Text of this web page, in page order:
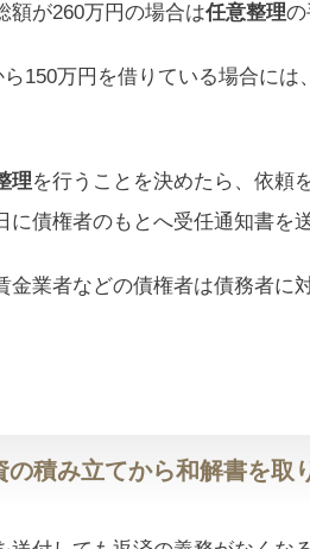
額が260万円の場合は任意整理の
ら150万円を借りている場合には
理を行うことを決めたら、依頼
に債権者のもとへ受任通知書を
金業者などの債権者は債務者に
の積み立てから和解書を取